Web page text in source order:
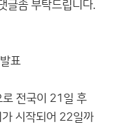
글좀 부탁드립니다.
표
로 전국이 21일 후
시작되어 22일까